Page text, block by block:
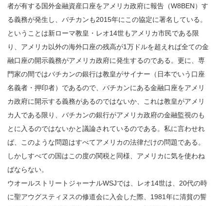
者が有する国外金融資産口座をアメリカ政府に報告（W8BEN）す
る義務が発生し、バチカンも2015年にこの協定に署名している。
ということは新ローマ教皇・レオ14世もアメリカ市民である限
り、アメリカ以外の海外口座の残高が1万ドルを超えれば全ての金
融口座の開示義務がアメリカ政府に発生するのである。更に、専
門家の間ではバチカンの銀行は教皇がサイナー（日本でいう口座
名義者・押印者）であるので、バチカンにある金融口座をアメリ
カ政府に開示する義務があるのではないか、これは教皇がアメリ
カ人である限り、バチカンの銀行がアメリカ政府の金融監視のも
とに入るのではないかと議論されているのである。私に言わせれ
ば、このような問題はすべてアメリカの法律だけの問題である。
しかしすべての国はこの度の関税と同様、アメリカに気を使わね
ばならない。
ウオールストリートジャーナルWSJでは、レオ14世は、20代の時
に聖アウグスティヌスの修道会に入会した際、1981年に清貧の誓